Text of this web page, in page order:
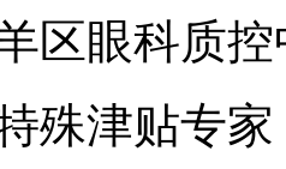
区眼科质
殊津贴专家